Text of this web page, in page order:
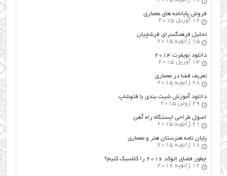
فروش پایانامه های معماری
12 آوریل 2015
تحلیل فرهنگسرای فرشچیان
15 ژانویه 2015
دانلود نویفرت ۲۰۱۴
14 آوریل 2015
تعریف فضا در معماری
28 ژانویه 2015
دانلود آموزش شیت بندی با فتوشاپ
29 ژوئن 2015
اصول طراحي ایستگاه راه آهن
21 ژانویه 2015
پایان نامه هنرستان هنر و معماري
18 ژانویه 2015
چطور فضای اتوکد ۲۰۱۶ را کلاسیک کنیم؟
12 ژانویه 2016